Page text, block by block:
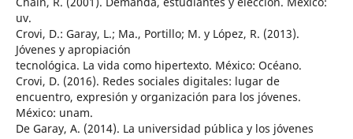
uv.
Crovi, D.: Garay, L.; Ma., Portillo; M. y López, R. (2013).
Jóvenes y apropiación
tecnológica. La vida como hipertexto. México: Océano.
Crovi, D. (2016). Redes sociales digitales: lugar de
encuentro, expresión y organización para los jóvenes.
México: unam.
De Garay, A. (2014). La universidad pública y los jóvenes